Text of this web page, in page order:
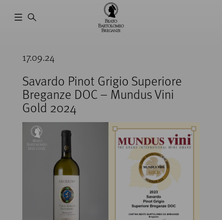
17.09.24
Savardo Pinot Grigio Superiore
Breganze DOC – Mundus Vini
Gold 2024